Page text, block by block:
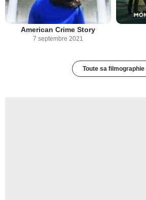
American Crime Story
7 septembre 2021
Toute sa filmographie